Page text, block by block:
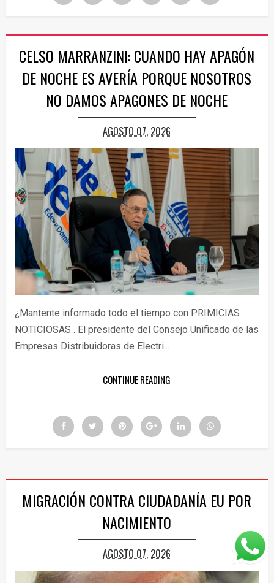
CELSO MARRANZINI: CUANDO HAY APAGÓN
DE NOCHE ES AVERÍA PORQUE NOSOTROS
NO DAMOS APAGONES DE NOCHE
AGOSTO 07, 2026
¿Mantente informado todo el tiempo con PRIMICIAS
NOTICIOSAS . El presidente del Consejo Unificado de las
Empresas Distribuidoras de Electri...
CONTINUE READING
MIGRACIÓN CONTRA CIUDADANÍA EU POR
NACIMIENTO
AGOSTO 07, 2026